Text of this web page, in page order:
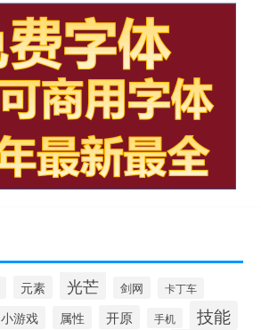
元素 光芒 剑网 卡丁车
小游戏 属性 开原 手机 技能